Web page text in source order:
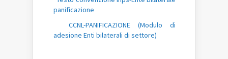
panificazione
CCNL-PANIFICAZIONE (Modulo di
adesione Enti bilaterali di settore)